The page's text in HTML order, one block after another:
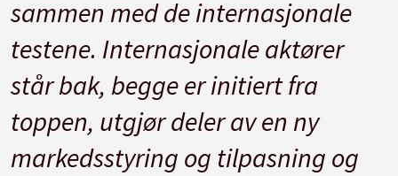
sammen med de internasjonale
testene. Internasjonale aktører
står bak, begge er initiert fra
toppen, utgjør deler av en ny
markedsstyring og tilpasning og